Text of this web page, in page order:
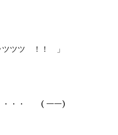
ツツ ！！ 」
・・・ ( 一一)